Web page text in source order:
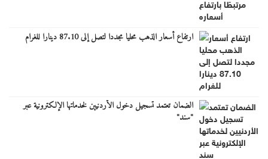
ارتفاع أسعار الذهب محليا مجددا لتصل إلى 87.10 دينارا للغرام
الضمان تعتمد تسجيل دخول الأردنيين لخدماتها الإلكترونية عبر
"سند"